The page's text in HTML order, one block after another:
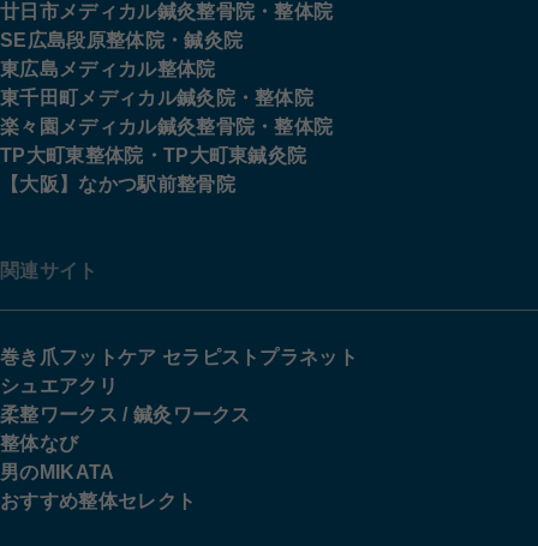
廿日市メディカル鍼灸整骨院・整体院
SE広島段原整体院・鍼灸院
東広島メディカル整体院
東千田町メディカル鍼灸院・整体院
楽々園メディカル鍼灸整骨院・整体院
TP大町東整体院・TP大町東鍼灸院
【大阪】なかつ駅前整骨院
関連サイト
巻き爪フットケア セラピストプラネット
シュエアクリ
柔整ワークス / 鍼灸ワークス
整体なび
男のMIKATA
おすすめ整体セレクト